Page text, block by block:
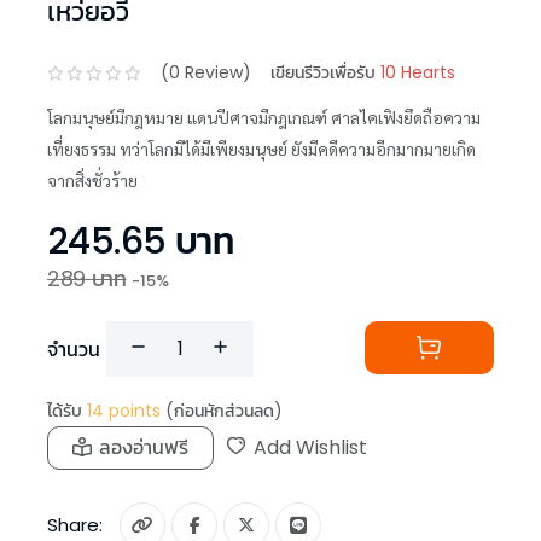
เหว่ยอวี๋
(0 Review) เขียนรีวิวเพื่อรับ 10 Hearts
โลกมนุษย์มีกฎหมาย แดนปีศาจมีกฎเกณฑ์ ศาลไคเฟิงยึดถือความ
เที่ยงธรรม ทว่าโลกมิได้มีเพียงมนุษย์ ยังมีคดีความอีกมากมายเกิด
จากสิ่งชั่วร้าย
245.65 บาท
289บาท -15%
จำนวน
ได้รับ 14 points (ก่อนหักส่วนลด)
ลองอ่านฟรี Add Wishlist
Share: